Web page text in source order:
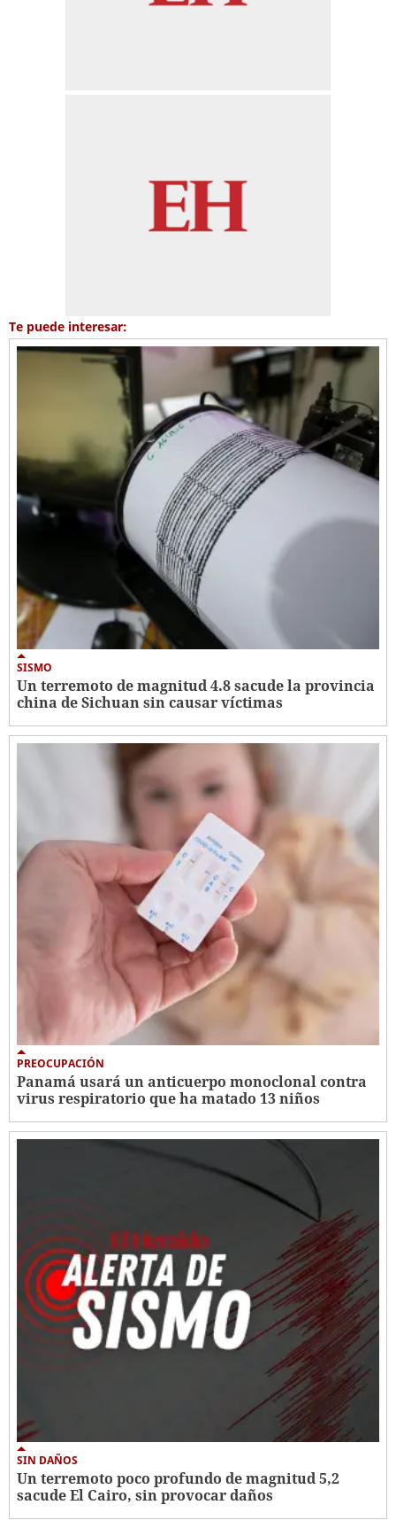
Te puede interesar:
SISMO
Un terremoto de magnitud 4.8 sacude la provincia
china de Sichuan sin causar víctimas
PREOCUPACIÓN
Panamá usará un anticuerpo monoclonal contra
virus respiratorio que ha matado 13 niños
SIN DAÑOS
Un terremoto poco profundo de magnitud 5,2
sacude El Cairo, sin provocar daños